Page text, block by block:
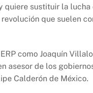
quiere sustituir la
que suelen
como Joaquín
asesor de los
Calderón de México.